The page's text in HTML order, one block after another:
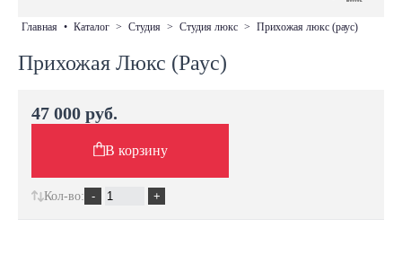
главная • каталог > студия > студия люкс > прихожая люкс (раус)
Прихожая Люкс (Раус)
47 000 руб.
В корзину
Кол-во: